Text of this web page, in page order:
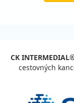
CK
cestovných